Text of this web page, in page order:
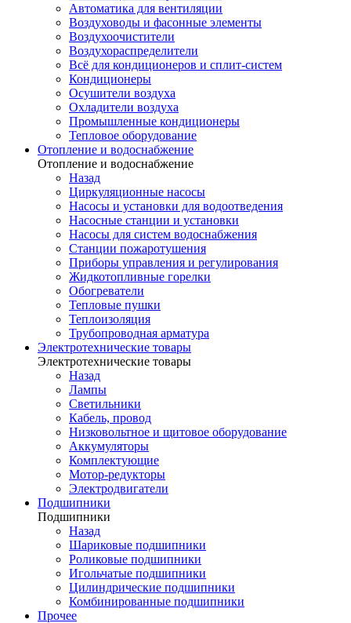
Автоматика для вентиляции
Воздуховоды и фасонные элементы
Воздухоочистители
Воздухораспределители
Всё для кондиционеров и сплит-систем
Кондиционеры
Осушители воздуха
Охладители воздуха
Промышленные кондиционеры
Тепловое оборудование
Отопление и водоснабжение
Отопление и водоснабжение
Назад
Циркуляционные насосы
Насосы и установки для водоотведения
Насосные станции и установки
Насосы для систем водоснабжения
Станции пожаротушения
Приборы управления и регулирования
Жидкотопливные горелки
Обогреватели
Тепловые пушки
Теплоизоляция
Трубопроводная арматура
Электротехнические товары
Электротехнические товары
Назад
Лампы
Светильники
Кабель, провод
Низковольтное и щитовое оборудование
Аккумуляторы
Комплектующие
Мотор-редукторы
Электродвигатели
Подшипники
Подшипники
Назад
Шариковые подшипники
Роликовые подшипники
Игольчатые подшипники
Цилиндрические подшипники
Комбинированные подшипники
Прочее